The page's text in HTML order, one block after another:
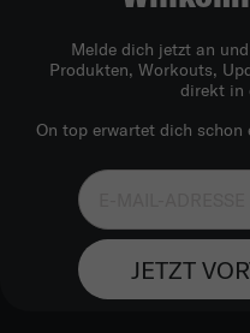
Melde dich jetzt an
Produkten, Workouts,
direkt in
On top erwartet dich schon
JETZT